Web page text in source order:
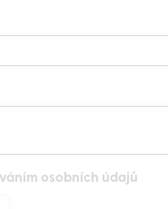
osobních údajů